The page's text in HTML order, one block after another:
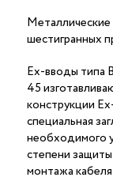
Металлические
шестигранных
Ex-вводы
45
конструкции
специальная
необходимого
степени
монтажа